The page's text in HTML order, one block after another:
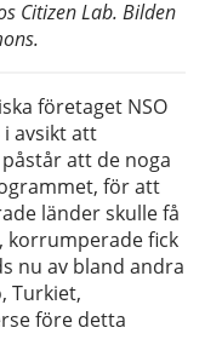
Citizen Lab. Bilden
företaget NSO
avsikt att
att de noga
för att
länder skulle få
korrumperade fick
nu av bland andra
Turkiet,
före detta